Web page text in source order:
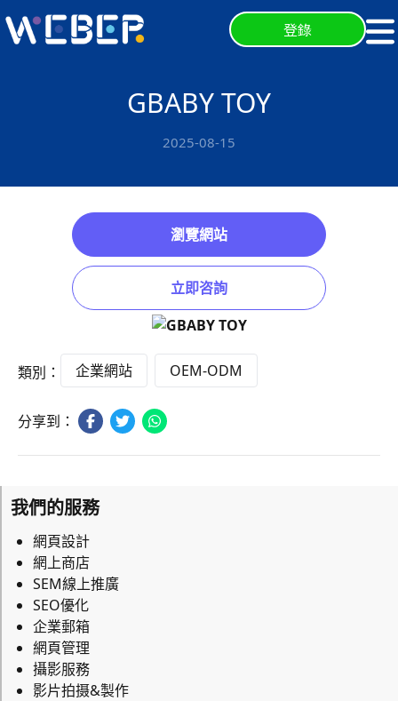
登錄
GBABY TOY
2025-08-15
瀏覽網站
立即咨詢
類別： 企業網站 OEM-ODM
分享到：
我們的服務
網頁設計
網上商店
SEM線上推廣
SEO優化
企業郵箱
網頁管理
攝影服務
影片拍摄&製作